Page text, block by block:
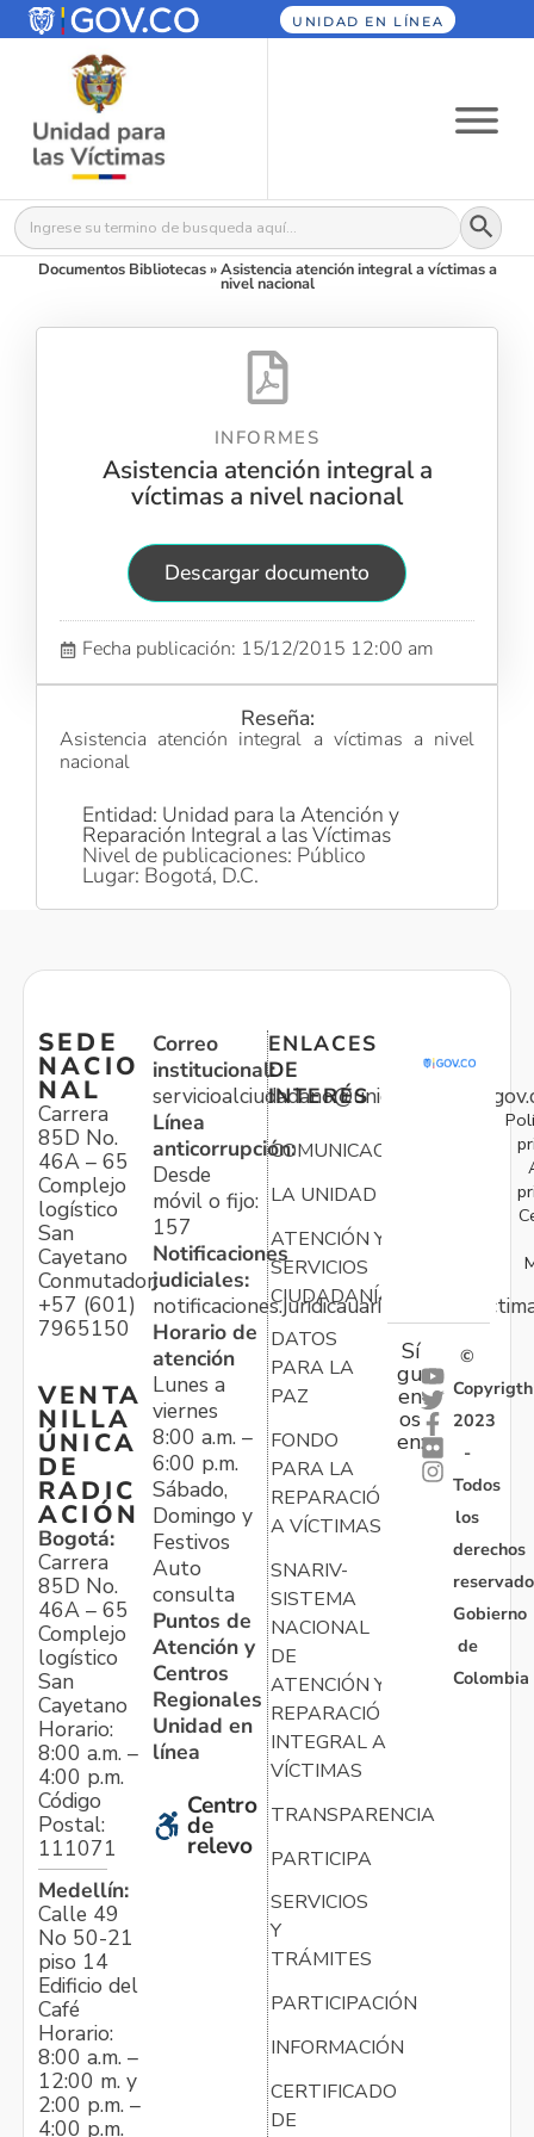
UNIDAD EN LÍNEA
Buscar: Botón
Documentos Bibliotecas»Asistencia atención integral a víctimas a
nivel nacional
INFORMES
Asistencia atención integral a
víctimas a nivel nacional
Descargar documento
Fecha publicación: 15/12/2015 12:00 am
Reseña:
Asistencia atención integral a víctimas a nivel
nacional
Entidad: Unidad para la Atención y
Reparación Integral a las Víctimas
Nivel de publicaciones: Público
Lugar: Bogotá, D.C.
SEDE
NACIO
NAL
Carrera
85D No.
46A – 65
Complejo
logístico
San
Cayetano
Conmutador:
+57 (601)
7965150
VENTA
NILLA
ÚNICA
DE
RADIC
ACIÓN
Bogotá:
Carrera
85D No.
46A – 65
Complejo
logístico
San
Cayetano
Horario:
8:00 a.m. –
4:00 p.m.
Código
Postal:
111071
Medellín:
Calle 49
No 50-21
piso 14
Edificio del
Café
Horario:
8:00 a.m. –
12:00 m. y
2:00 p.m. –
4:00 p.m.
Correo
institucional:
Línea
anticorrupción:
Desde
móvil o fijo:
157
Notificaciones
judiciales:
Horario de
atención
Lunes a
viernes
8:00 a.m. –
6:00 p.m.
Sábado,
Domingo y
Festivos
Auto
consulta
Puntos de
Atención y
Centros
Regionales
Unidad en
línea
Centro
de
relevo
ENLACES
DE
INTERÉS
COMUNICACIONES
LA UNIDAD
ATENCIÓN Y
SERVICIOS
CIUDADANÍA
DATOS
PARA LA
PAZ
FONDO
PARA LA
REPARACIÓN
A VÍCTIMAS
SNARIV-
SISTEMA
NACIONAL
DE
ATENCIÓN Y
REPARACIÓN
INTEGRAL A
VÍCTIMAS
TRANSPARENCIA
PARTICIPA
SERVICIOS
Y
TRÁMITES
PARTICIPACIÓN
INFORMACIÓN
CERTIFICADO
DE
Sí
gu
en
os
en:
©
Copyrigth
2023
-
Todos
los
derechos
Gobierno
de
Colombia